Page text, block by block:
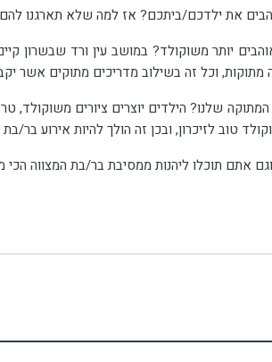
את ילדכם/ביתכם? אז למה שלא תארגנו
שלכם במתיקות וילוו אתכם לאורך כל הפעילויות.
וגם אתם תוכלו ליהנות ממסיבת בר/בת המצווה